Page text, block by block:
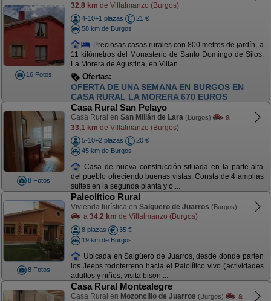
16 Fotos
32,8 km de Villalmanzo (Burgos)
4-10+1 plazas
21 €
58 km de Burgos
Preciosas casas rurales con 800 metros de jardín, a
11 kilómetros del Monasterio de Santo Domingo de Silos.
La Morera de Agustina, en Villan ...
Ofertas:
OFERTA NOCHEBUENA. 850 EUROS. DEL 21
AL 25 DICIEMBRE DIAS FANTÁSTICOS
8 Fotos
Casa Rural San Pelayo
Casa Rural en San Millán de Lara (Burgos)
a
33,1 km de Villalmanzo (Burgos)
5-10+2 plazas
20 €
45 km de Burgos
Casa de nueva construcción situada en la parte alta
del pueblo ofreciendo buenas vistas. Consta de 4 amplias
suites en la segunda planta y o ...
8 Fotos
Paleolítico Rural
Vivienda turística en Salgüero de Juarros (Burgos)
a 34,2 km de Villalmanzo (Burgos)
8 plazas
35 €
19 km de Burgos
Ubicada en Salgüero de Juarros, desde donde parten
los Jeeps todoterreno hacia el Palolítico vivo (actividades
adultos y niños, visita bison ...
Casa Rural Montealegre
Casa Rural en Mozoncillo de Juarros (Burgos)
a